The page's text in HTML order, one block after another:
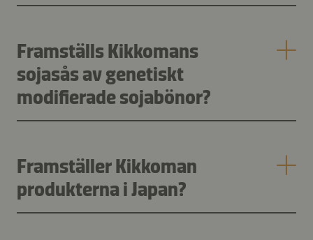
Framställs Kikkomans
sojasås av genetiskt
modifierade sojabönor?
Framställer Kikkoman
produkterna i Japan?